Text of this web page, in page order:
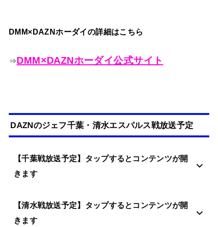
DMM×DAZNホーダイの詳細はこちら
⇒DMM×DAZNホーダイ公式サイト
DAZNのジェフ千葉・清水エスパルス戦放送予定
【千葉戦放送予定】タップするとコンテンツが開
きます
【清水戦放送予定】タップするとコンテンツが開
きます